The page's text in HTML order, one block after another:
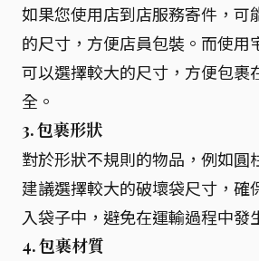
如果您使用店到店服務寄件，可
的尺寸，方便店員包裝。而使用
可以選擇較大的尺寸，方便包裹
全。
3. 包裹形狀
對於形狀不規則的物品，例如圓
建議選擇較大的破壞袋尺寸，確
入袋子中，避免在運輸過程中發
4. 包裹材質